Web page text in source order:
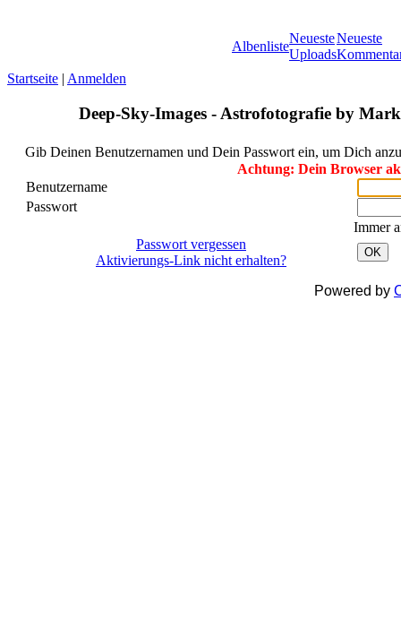
Albenliste
Neueste
Uploads
Neueste
Startseite | Anmelden
Deep-Sky-Images - Astrofotografie by
Gib Deinen Benutzernamen und Dein Passwort ein, um Dich
Achtung: Dein Browser
Benutzername
Passwort
Immer
Passwort vergessen
Aktivierungs-Link nicht erhalten?
OK
Powered by